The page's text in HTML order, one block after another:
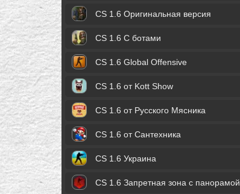
CS 1.6 Оригинальная версия
CS 1.6 С ботами
CS 1.6 Global Offensive
CS 1.6 от Kott Show
CS 1.6 от Русского Мясника
CS 1.6 от Сантехника
CS 1.6 Украина
CS 1.6 Запретная зона с панорамой